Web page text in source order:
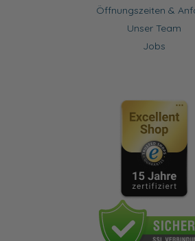
Öffnungszeiten &
Unser Team
Jobs